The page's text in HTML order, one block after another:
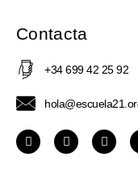
Contacta
+34 699 42 25 92